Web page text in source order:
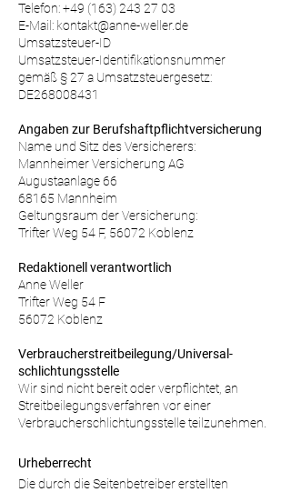
Telefon:+49 (163) 243 27 03
E-Mail: kontakt@anne-weller.de
Umsatzsteuer-ID
Umsatzsteuer-Identifikationsnummer
gemäß § 27 a Umsatzsteuergesetz:
DE268008431
Angaben zur Berufs­haftpflicht­versicherung
Name und Sitz des Versicherers:
Mannheimer Versicherung AG
Augustaanlage 66
68165 Mannheim
Geltungsraum der Versicherung:
Trifter Weg 54 F, 56072 Koblenz
Redaktionell verantwortlich
Anne Weller
Trifter Weg 54 F
56072 Koblenz
Verbraucher­streit­beilegung/Universal­
schlichtungs­stelle
Wir sind nicht bereit oder verpflichtet, an
Streitbeilegungsverfahren vor einer
Verbraucherschlichtungsstelle teilzunehmen.
Urheberrecht
Die durch die Seitenbetreiber erstellten